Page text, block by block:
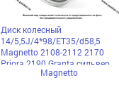
Диск колесный
14/5,5J/4*98/ET35/d58,5
Magnetto 2108-2112 2170
Priora 2190 Granta сильвер
14003 S AMMagnetto